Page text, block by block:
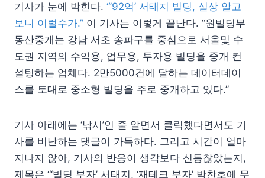
기사가 눈에 박힌다. “’92억’ 서태지 빌딩, 실상 알고
보니 이럴수가.” 이 기사는 이렇게 끝난다. “원빌딩부
동산중개는 강남 서초 송파구를 중심으로 서울및 수
도권 지역의 수익용, 업무용, 투자용 빌딩을 중개 컨
설팅하는 업체다. 2만5000건에 달하는 데이터데이
스를 토대로 중소형 빌딩을 주로 중개하고 있다.”
기사 아래에는 ‘낚시’인 줄 알면서 클릭했다면서도 기
사를 비난하는 댓글이 가득하다. 그리고 시간이 얼마
지나지 않아, 기사의 반응이 생각보다 신통찮았는지,
제목은 “‘빌딩 부자’ 서태지, ‘재테크 부자’ 박찬호에 무